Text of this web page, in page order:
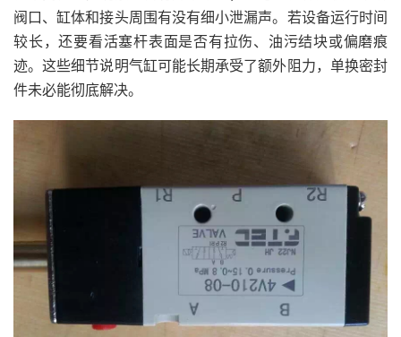
阀口、缸体和接头周围有没有细小泄漏声。若设备运行时间
较长，还要看活塞杆表面是否有拉伤、油污结块或偏磨痕
迹。这些细节说明气缸可能长期承受了额外阻力，单换密封
件未必能彻底解决。